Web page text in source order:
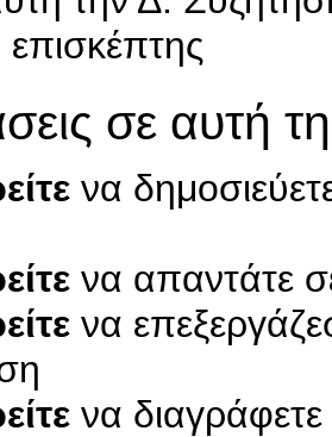
επισκέπτης
σε αυτή
να
να απαντάτε
να
να διαγράφετε